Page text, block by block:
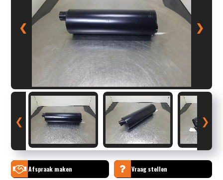
❮ ❯
❮ ❯
Afspraak maken Vraag stellen